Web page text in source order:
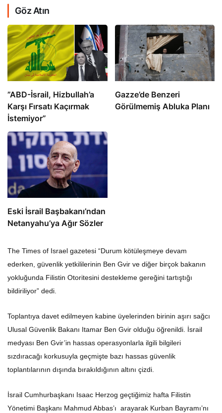
Göz Atın
​​​​​​​”ABD-İsrail, Hizbullah’a
Karşı Fırsatı Kaçırmak
İstemiyor”
​​​​​​​Gazze’de Benzeri
Görülmemiş Abluka Planı
Eski İsrail Başbakanı’ndan
Netanyahu’ya Ağır Sözler
The Times of Israel gazetesi “Durum kötüleşmeye devam
ederken, güvenlik yetkililerinin Ben Gvir ve diğer birçok bakanın
yokluğunda Filistin Otoritesini destekleme gereğini tartıştığı
bildiriliyor” dedi.
Toplantıya davet edilmeyen kabine üyelerinden birinin aşırı sağcı
Ulusal Güvenlik Bakanı Itamar Ben Gvir olduğu öğrenildi. İsrail
medyası Ben Gvir’in hassas operasyonlarla ilgili bilgileri
sızdıracağı korkusuyla geçmişte bazı hassas güvenlik
toplantılarının dışında bırakıldığının altını çizdi.
İsrail Cumhurbaşkanı Isaac Herzog geçtiğimiz hafta Filistin
Yönetimi Başkanı Mahmud Abbas’ı arayarak Kurban Bayramı’nı